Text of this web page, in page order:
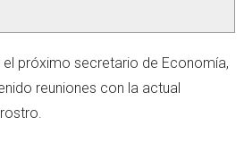
próximo secretario de Economía,
reuniones con la actual